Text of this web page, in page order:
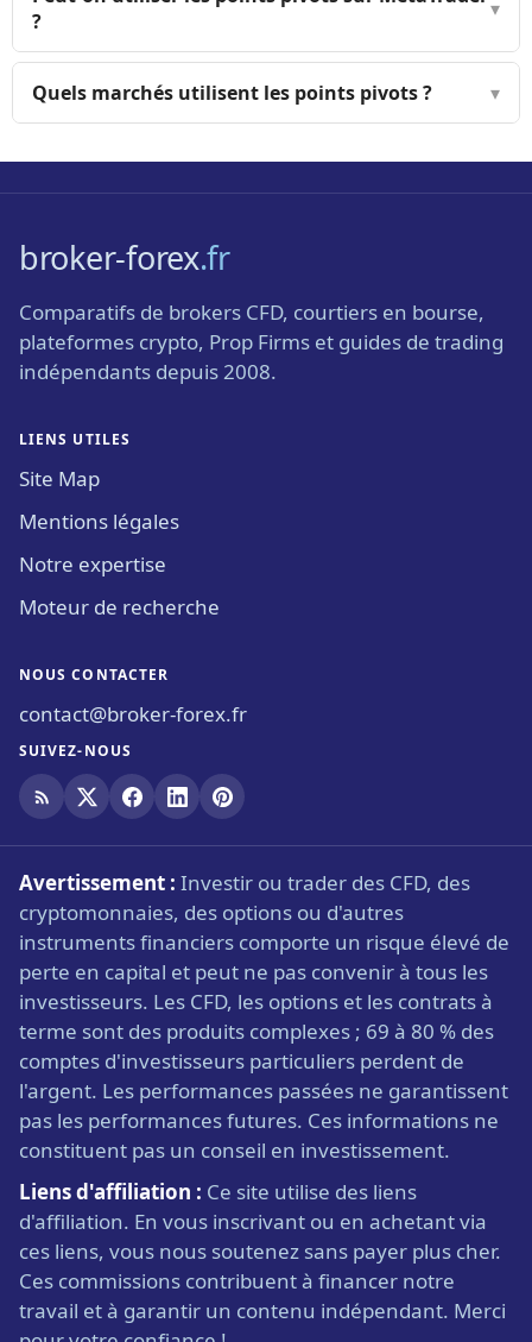
?
▾
Quels marchés utilisent les points pivots ? ▾
broker-forex.fr
Comparatifs de brokers CFD, courtiers en bourse,
plateformes crypto, Prop Firms et guides de trading
indépendants depuis 2008.
LIENS UTILES
Site Map
Mentions légales
Notre expertise
Moteur de recherche
NOUS CONTACTER
contact@broker-forex.fr
SUIVEZ-NOUS
Avertissement : Investir ou trader des CFD, des
cryptomonnaies, des options ou d'autres
instruments financiers comporte un risque élevé de
perte en capital et peut ne pas convenir à tous les
investisseurs. Les CFD, les options et les contrats à
terme sont des produits complexes ; 69 à 80 % des
comptes d'investisseurs particuliers perdent de
l'argent. Les performances passées ne garantissent
pas les performances futures. Ces informations ne
constituent pas un conseil en investissement.
Liens d'affiliation : Ce site utilise des liens
d'affiliation. En vous inscrivant ou en achetant via
ces liens, vous nous soutenez sans payer plus cher.
Ces commissions contribuent à financer notre
travail et à garantir un contenu indépendant. Merci